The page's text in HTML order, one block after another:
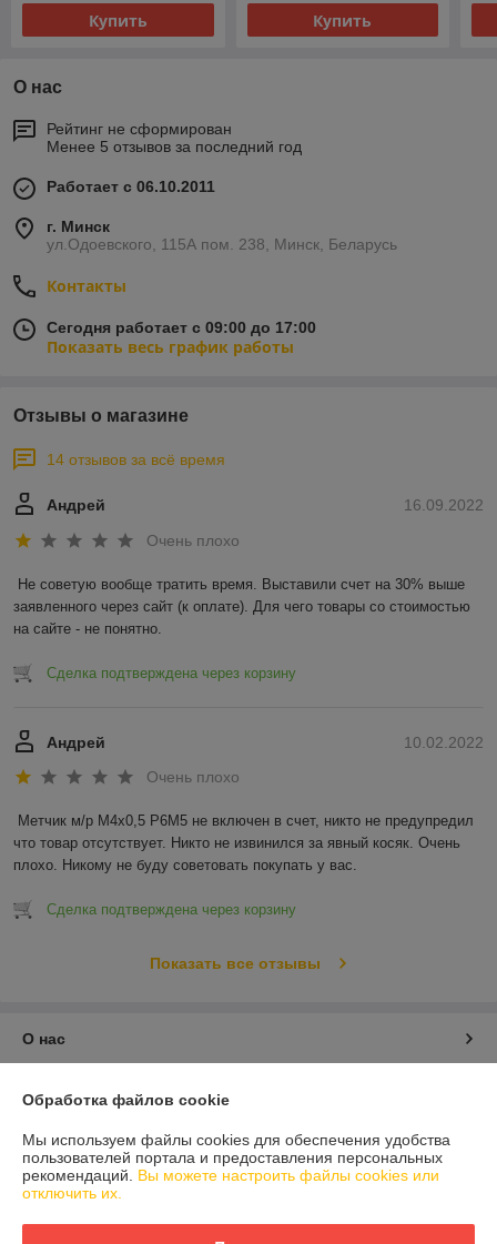
Купить Купить
О нас
Рейтинг не сформирован
Менее 5 отзывов за последний год
Работает с 06.10.2011
г. Минск
ул.Одоевского, 115А пом. 238, Минск, Беларусь
Контакты
Сегодня работает с 09:00 до 17:00
Показать весь график работы
Отзывы о магазине
14 отзывов за всё время
16.09.2022
Андрей
Очень плохо
Не советую вообще тратить время. Выставили счет на 30% выше
заявленного через сайт (к оплате). Для чего товары со стоимостью
на сайте - не понятно.
Сделка подтверждена через корзину
10.02.2022
Андрей
Очень плохо
Метчик м/р М4х0,5 Р6М5 не включен в счет, никто не предупредил
что товар отсутствует. Никто не извинился за явный косяк. Очень
плохо. Никому не буду советовать покупать у вас.
Сделка подтверждена через корзину
Показать все отзывы
О нас
Контакты
Доставка и оплата
График работы
Обработка файлов cookie
Мы используем файлы cookies для обеспечения удобства
пользователей портала и предоставления персональных
рекомендаций. Вы можете настроить файлы cookies или
отключить их.